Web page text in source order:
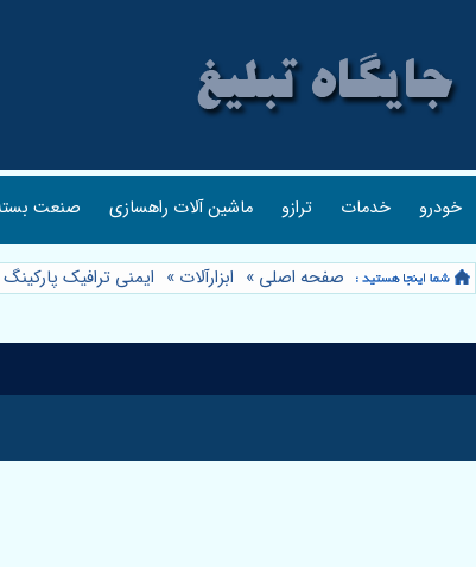
خودرو خدمات ترازو ماشین آلات راهسازی صنعت
صفحه اصلی » ابزارآلات » ایمنی ترافیک پارکینگ